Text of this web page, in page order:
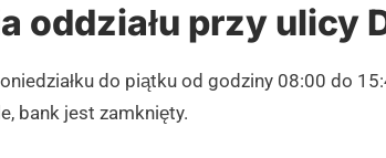
oddziału przy ulicy
do piątku od godziny 08:00 do
bank jest zamknięty.